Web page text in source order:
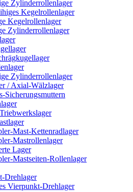
Zylinderrollenlager
Kegelrollenlager
Kegelrollenlager
Zylinderrollenlager
Zylinderrollenlager
/ Axial-Wälzlager
Sicherungsmuttern
Mast-Kettenradlager
Mastrollenlager
Lager
Mastseiten-Rollenlager
Drehlager
Vierpunkt-Drehlager